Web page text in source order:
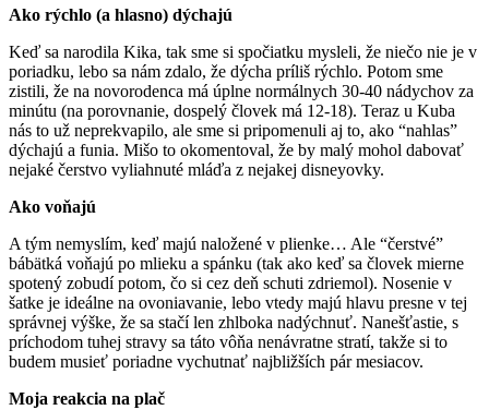
Ako rýchlo (a hlasno) dýchajú
Keď sa narodila Kika, tak sme si spočiatku mysleli, že niečo nie je v
poriadku, lebo sa nám zdalo, že dýcha príliš rýchlo. Potom sme
zistili, že na novorodenca má úplne normálnych 30-40 nádychov za
minútu (na porovnanie, dospelý človek má 12-18). Teraz u Kuba
nás to už neprekvapilo, ale sme si pripomenuli aj to, ako “nahlas”
dýchajú a funia. Mišo to okomentoval, že by malý mohol dabovať
nejaké čerstvo vyliahnuté mláďa z nejakej disneyovky.
Ako voňajú
A tým nemyslím, keď majú naložené v plienke… Ale “čerstvé”
bábätká voňajú po mlieku a spánku (tak ako keď sa človek mierne
spotený zobudí potom, čo si cez deň schuti zdriemol). Nosenie v
šatke je ideálne na ovoniavanie, lebo vtedy majú hlavu presne v tej
správnej výške, že sa stačí len zhlboka nadýchnuť. Nanešťastie, s
príchodom tuhej stravy sa táto vôňa nenávratne stratí, takže si to
budem musieť poriadne vychutnať najbližších pár mesiacov.
Moja reakcia na plač